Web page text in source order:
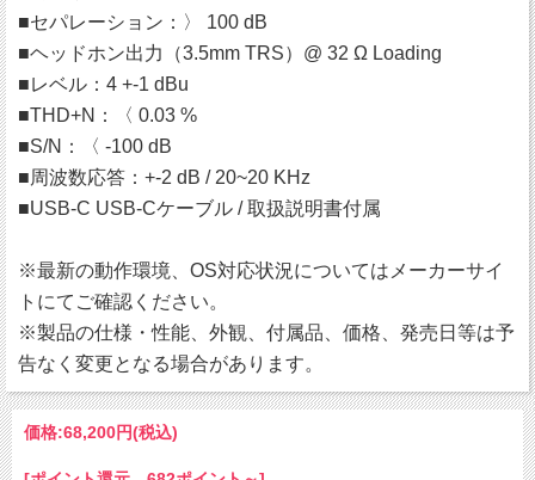
■セパレーション：〉 100 dB
■ヘッドホン出力（3.5mm TRS）@ 32 Ω Loading
■レベル：4 +-1 dBu
■THD+N：〈 0.03 %
■S/N：〈 -100 dB
■周波数応答：+-2 dB / 20~20 KHz
■USB-C USB-Cケーブル / 取扱説明書付属
※最新の動作環境、OS対応状況についてはメーカーサイ
トにてご確認ください。
※製品の仕様・性能、外観、付属品、価格、発売日等は予
告なく変更となる場合があります。
価格:68,200円(税込)